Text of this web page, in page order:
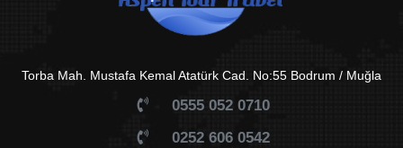
Torba Mah. Mustafa Kemal Atatürk Cad. No:55 Bodrum / Muğla
0555 052 0710
0252 606 0542